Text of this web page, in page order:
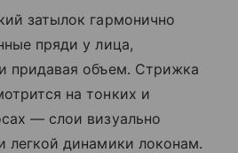
затылок гармонично
пряди у лица,
придавая объем. Стрижка
на тонких и
— слои визуально
легкой динамики локонам.